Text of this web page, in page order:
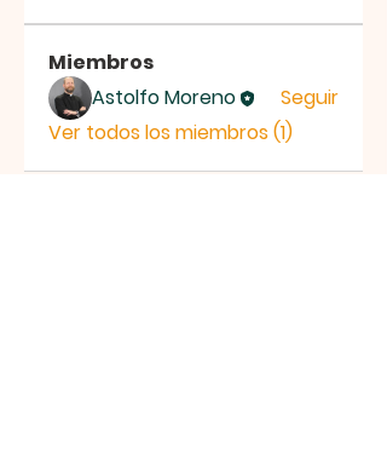
Miembros
Astolfo Moreno
Seguir
Ver todos los miembros (1)